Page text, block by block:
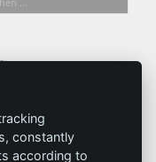
constantly
according to
Aktuelles
uns: